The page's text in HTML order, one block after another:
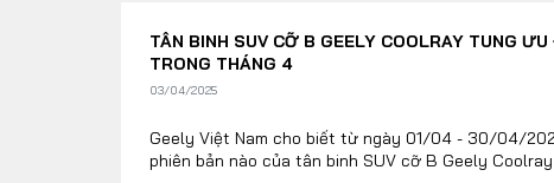
TÂN BINH SUV CỠ B GEELY COOLRAY TUNG
TRONG THÁNG 4
03/04/2025
Geely Việt Nam cho biết từ ngày 01/04 - 30/04/
phiên bản nào của tân binh SUV cỡ B Geely